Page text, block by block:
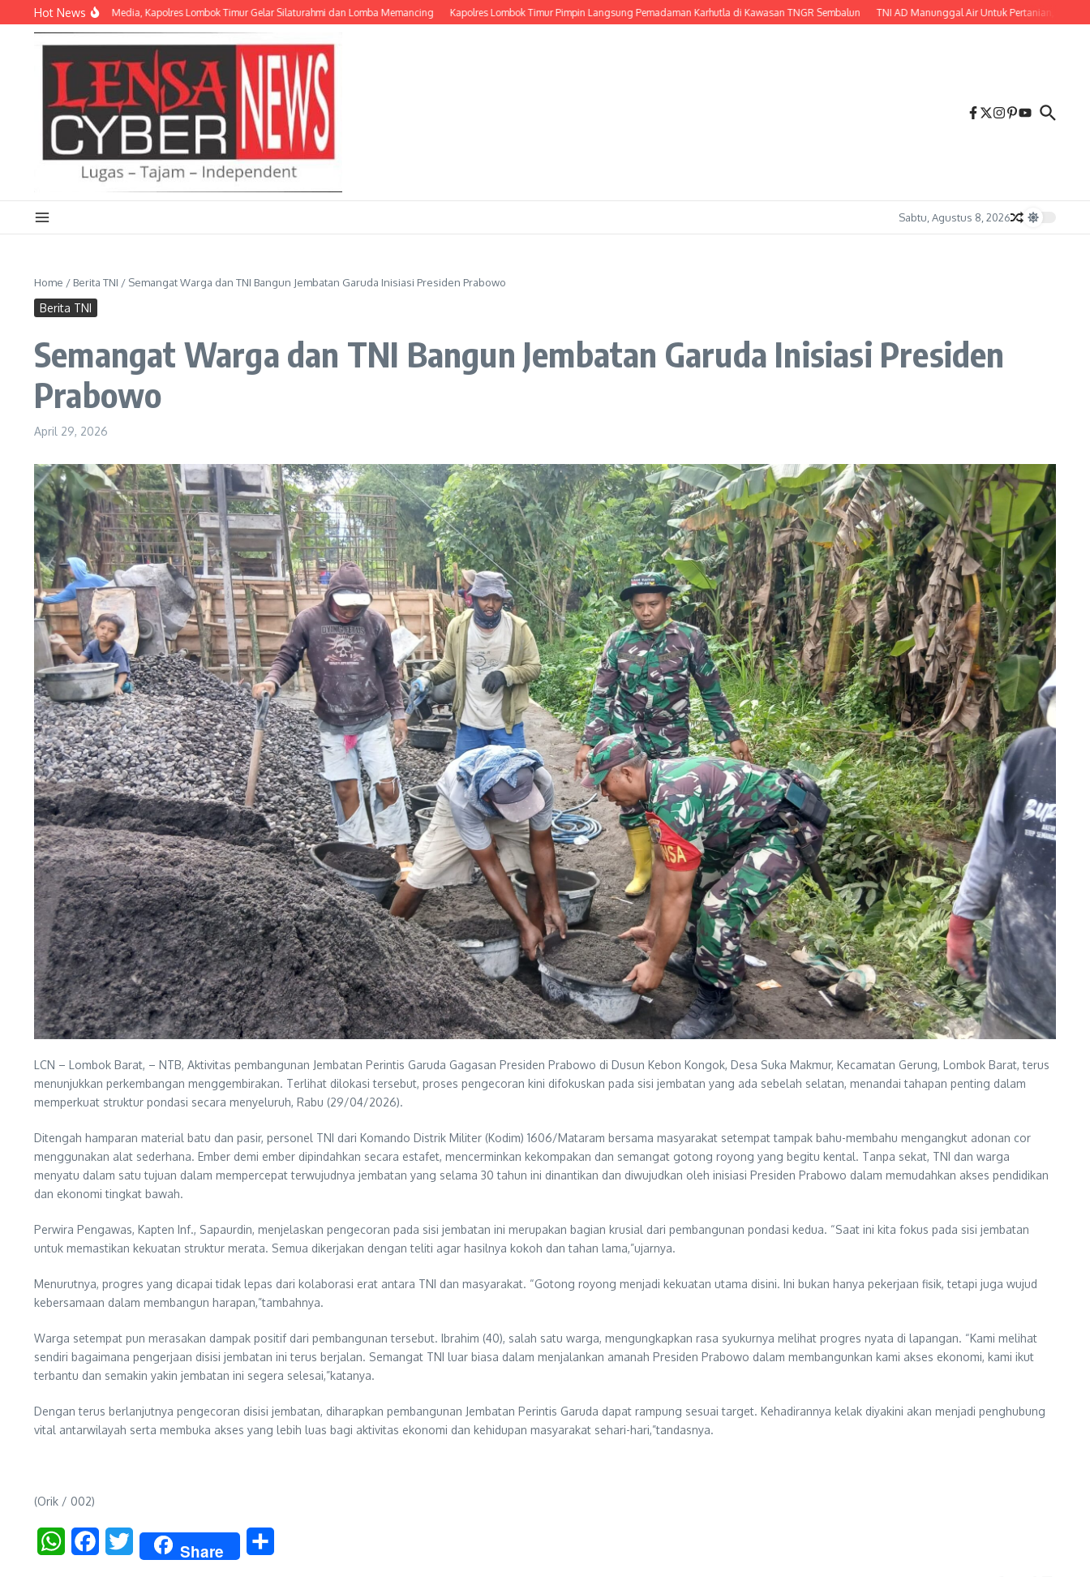
Lewati ke konten
Hot News
Polri dan Media, Kapolres Lombok Timur Gelar Silaturahmi dan Lomba Memancing Kapolres Lombok Timur Pimpin Langsung Pemadaman Karhutla di Kawasan TNGR Sembalun TNI AD Manunggal Air Untuk Pertanian, Babinsa
Sabtu, Agustus 8, 2026
Home / Berita TNI / Semangat Warga dan TNI Bangun Jembatan Garuda Inisiasi Presiden Prabowo
Berita TNI
Semangat Warga dan TNI Bangun Jembatan Garuda Inisiasi Presiden
Prabowo
April 29, 2026
LCN – Lombok Barat, – NTB, Aktivitas pembangunan Jembatan Perintis Garuda Gagasan Presiden Prabowo di Dusun Kebon Kongok, Desa Suka Makmur, Kecamatan Gerung, Lombok Barat, terus
menunjukkan perkembangan menggembirakan. Terlihat dilokasi tersebut, proses pengecoran kini difokuskan pada sisi jembatan yang ada sebelah selatan, menandai tahapan penting dalam
memperkuat struktur pondasi secara menyeluruh, Rabu (29/04/2026).
Ditengah hamparan material batu dan pasir, personel TNI dari Komando Distrik Militer (Kodim) 1606/Mataram bersama masyarakat setempat tampak bahu-membahu mengangkut adonan cor
menggunakan alat sederhana. Ember demi ember dipindahkan secara estafet, mencerminkan kekompakan dan semangat gotong royong yang begitu kental. Tanpa sekat, TNI dan warga
menyatu dalam satu tujuan dalam mempercepat terwujudnya jembatan yang selama 30 tahun ini dinantikan dan diwujudkan oleh inisiasi Presiden Prabowo dalam memudahkan akses pendidikan
dan ekonomi tingkat bawah.
Perwira Pengawas, Kapten Inf., Sapaurdin, menjelaskan pengecoran pada sisi jembatan ini merupakan bagian krusial dari pembangunan pondasi kedua. “Saat ini kita fokus pada sisi jembatan
untuk memastikan kekuatan struktur merata. Semua dikerjakan dengan teliti agar hasilnya kokoh dan tahan lama,”ujarnya.
Menurutnya, progres yang dicapai tidak lepas dari kolaborasi erat antara TNI dan masyarakat. “Gotong royong menjadi kekuatan utama disini. Ini bukan hanya pekerjaan fisik, tetapi juga wujud
kebersamaan dalam membangun harapan,”tambahnya.
Warga setempat pun merasakan dampak positif dari pembangunan tersebut. Ibrahim (40), salah satu warga, mengungkapkan rasa syukurnya melihat progres nyata di lapangan. “Kami melihat
sendiri bagaimana pengerjaan disisi jembatan ini terus berjalan. Semangat TNI luar biasa dalam menjalankan amanah Presiden Prabowo dalam membangunkan kami akses ekonomi, kami ikut
terbantu dan semakin yakin jembatan ini segera selesai,”katanya.
Dengan terus berlanjutnya pengecoran disisi jembatan, diharapkan pembangunan Jembatan Perintis Garuda dapat rampung sesuai target. Kehadirannya kelak diyakini akan menjadi penghubung
vital antarwilayah serta membuka akses yang lebih luas bagi aktivitas ekonomi dan kehidupan masyarakat sehari-hari,”tandasnya.
(Orik / 002)
WhatsAppFacebookTwitter Share